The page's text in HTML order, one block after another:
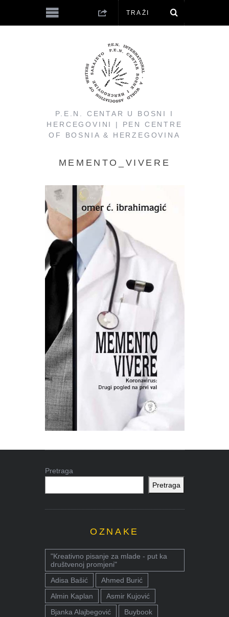
P.E.N. CENTAR U BOSNI I
HERCEGOVINI | PEN CENTRE
OF BOSNIA & HERZEGOVINA
MEMENTO_VIVERE
Pretraga
Pretraga
OZNAKE
"Kreativno pisanje za mlade - put ka
društvenoj promjeni"
Adisa Bašić
Ahmed Burić
Almin Kaplan
Asmir Kujović
Bjanka Alajbegović
Buybook